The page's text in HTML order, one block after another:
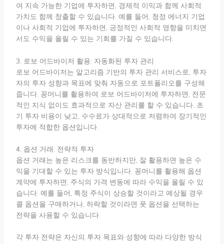
여 지속 가능한 기업에 투자하면, 경제적 이익과 함께 사회적
가치도 함께 창출할 수 있습니다. 예를 들어, 청정 에너지 기업
이나 사회적 기업에 투자하면, 긍정적인 사회적 영향을 미치면
서도 수익을 올릴 수 있는 기회를 가질 수 있습니다.
3. 로보 어드바이저 활용: 자동화된 투자 관리
로보 어드바이저는 알고리즘 기반의 투자 관리 서비스로, 투자
자의 투자 성향과 목표에 맞춰 자동으로 포트폴리오를 구성해
줍니다. 꽁머니를 활용하여 로보 어드바이저에 투자하면, 전문
적인 지식 없이도 효과적으로 자산 관리를 할 수 있습니다. 초
기 투자 비용이 낮고, 수수료가 상대적으로 저렴하여 장기적인
투자에 적합한 옵션입니다.
4. 옵션 거래: 전략적 투자
옵션 거래는 높은 리스크를 동반하지만, 잘 활용하면 높은 수
익을 기대할 수 있는 투자 방식입니다. 꽁머니를 활용해 옵션
계약에 투자하면, 주식의 가격 변동에 따라 수익을 올릴 수 있
습니다. 예를 들어, 특정 주식이 상승할 것이라고 예상될 경우
콜 옵션을 구매하거나, 하락할 것이라면 풋 옵션을 선택하는
전략을 사용할 수 있습니다.
각 투자 전략은 자신의 투자 목표와 성향에 따라 다양한 방식